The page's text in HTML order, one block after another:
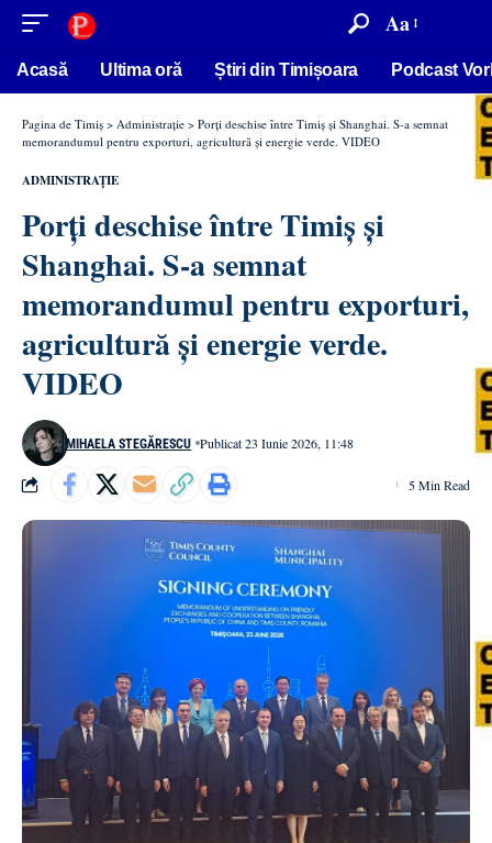
conținut Aa
Acasă Ultima oră Știri din Timișoara Podcast
Pagina de Timiș > Administrație > Porți deschise între Timiș și Shanghai. S-a semnat
memorandumul pentru exporturi, agricultură și energie verde. VIDEO
ADMINISTRAȚIE
Porți deschise între Timiș și
Shanghai. S-a semnat
memorandumul pentru exporturi,
agricultură și energie verde.
VIDEO
MIHAELA STEGĂRESCU Publicat 23 Iunie 2026, 11:48
5 Min Read